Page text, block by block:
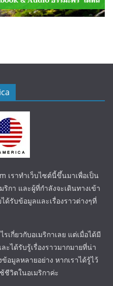
เราทำเว็บไซต์นี้ขึ้นมาเพื่อเป็น
กา และผู้ที่กำลังจะเดินทางเข้า
ด้รับข้อมูลและเรื่องราวต่างๆที่
รเกี่ยวกับอเมริกาเลย แต่เมื่อได้มี
ได้รับรู้เรื่องราวมากมายที่น่า
อมูลหลายอย่าง หากเราได้รู้ไว้
ชีวิตในอเมริกาค่ะ